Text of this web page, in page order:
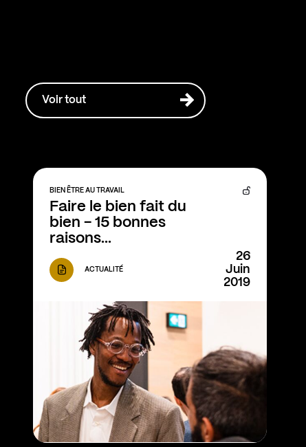
Voir tout
BIEN ÊTRE AU TRAVAIL
Faire le bien fait du
bien - 15 bonnes
raisons...
ACTUALITÉ
26
Juin
2019